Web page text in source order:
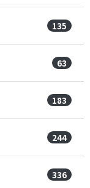
135
63
183
244
336